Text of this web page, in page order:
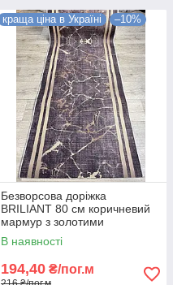
краща ціна в Україні –10%
Безворсова доріжка
BRILIANT 80 см коричневий
мармур з золотими
полосками на підлогу на
кухню, в коридор
В наявності
194,40 ₴/пог.м